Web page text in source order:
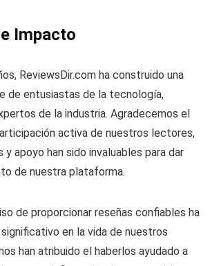
Impacto
ReviewsDir.com ha construido una
de entusiastas de la tecnología,
de la industria. Agradecemos el
activa de nuestros lectores,
apoyo han sido invaluables para dar
de nuestra plataforma.
de proporcionar reseñas confiables ha
en la vida de nuestros
han atribuido el haberlos ayudado a